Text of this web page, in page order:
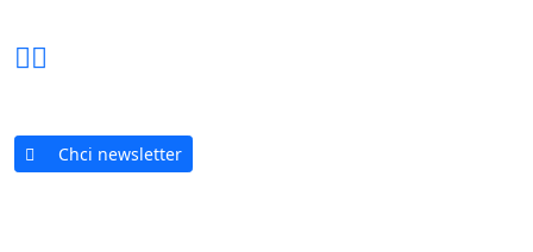
Chci newsletter